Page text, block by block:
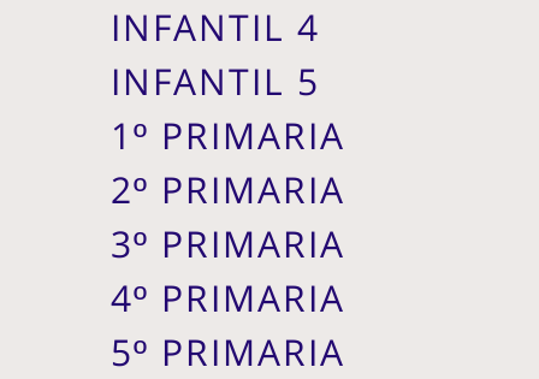
INFANTIL 4
INFANTIL 5
1º PRIMARIA
2º PRIMARIA
3º PRIMARIA
4º PRIMARIA
5º PRIMARIA